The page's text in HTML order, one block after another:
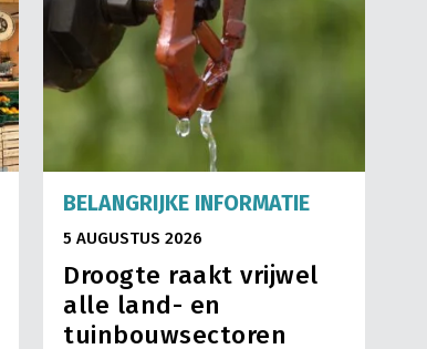
BELANGRIJKE INFORMATIE
5 AUGUSTUS 2026
Droogte raakt vrijwel
alle land- en
tuinbouwsectoren